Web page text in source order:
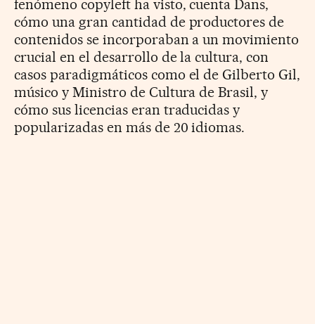
fenómeno copyleft ha visto, cuenta Dans,
cómo una gran cantidad de productores de
contenidos se incorporaban a un movimiento
crucial en el desarrollo de la cultura, con
casos paradigmáticos como el de Gilberto Gil,
músico y Ministro de Cultura de Brasil, y
cómo sus licencias eran traducidas y
popularizadas en más de 20 idiomas.